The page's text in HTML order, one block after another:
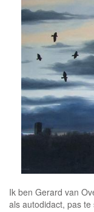
Ik ben Gerard van
als autodidact, pas